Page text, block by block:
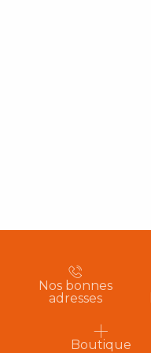
Nos bonnes
adresses
Boutique